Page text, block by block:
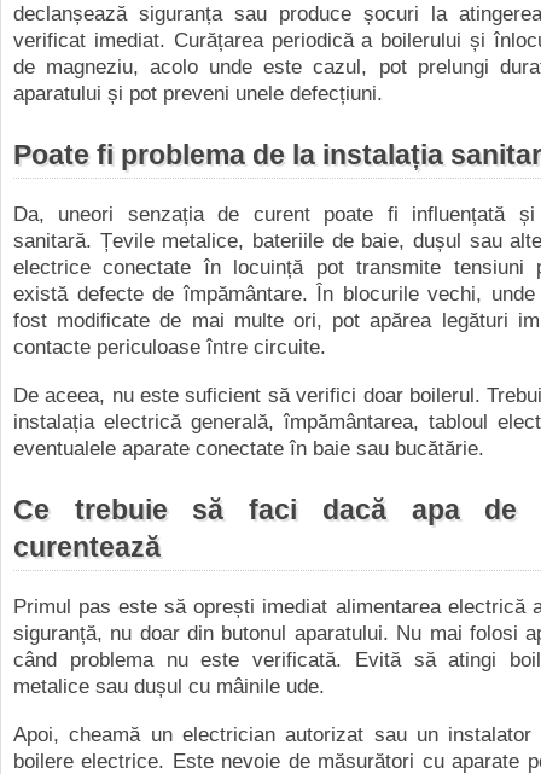
declanșează siguranța sau produce șocuri la
verificat imediat. Curățarea periodică a boilerului și
de magneziu, acolo unde este cazul, pot prelungi
aparatului și pot preveni unele defecțiuni.
Poate fi problema de la instalația
Da, uneori senzația de curent poate fi influențată
sanitară. Țevile metalice, bateriile de baie, dușul sau
electrice conectate în locuință pot transmite tensiuni
există defecte de împământare. În blocurile vechi,
fost modificate de mai multe ori, pot apărea legături
contacte periculoase între circuite.
De aceea, nu este suficient să verifici doar boilerul.
instalația electrică generală, împământarea, tabloul
eventualele aparate conectate în baie sau bucătărie.
Ce trebuie să faci dacă apa de
curentează
Primul pas este să oprești imediat alimentarea electrică
siguranță, nu doar din butonul aparatului. Nu mai folosi
când problema nu este verificată. Evită să atingi
metalice sau dușul cu mâinile ude.
Apoi, cheamă un electrician autorizat sau un
boilere electrice. Este nevoie de măsurători cu aparate